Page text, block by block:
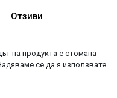
Отзиви
на продукта е стомана
се да я използвате